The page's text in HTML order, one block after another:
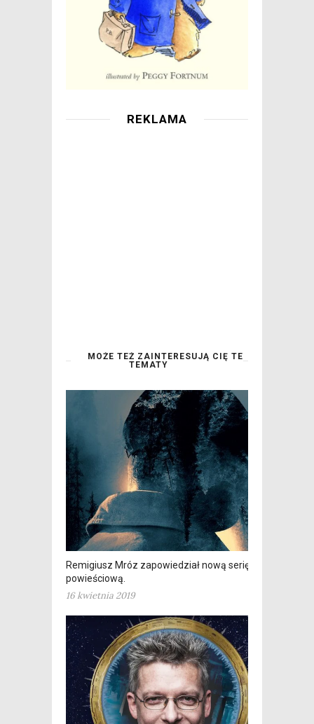
REKLAMA
MOŻE TEŻ ZAINTERESUJĄ CIĘ TE
TEMATY
Remigiusz Mróz zapowiedział nową serię
powieściową.
16 kwietnia 2019